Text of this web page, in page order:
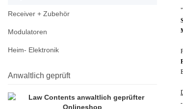
Receiver + Zubehör
Modulatoren
Heim- Elektronik
Anwaltlich geprüft